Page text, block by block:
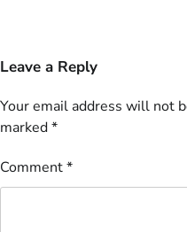
Leave a Reply
Your email address will not
marked*
Comment*